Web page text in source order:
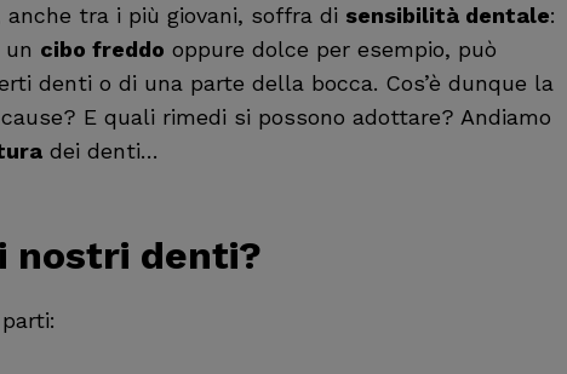
tra i più giovani, soffra di sensibilità dentale:
cibo freddo oppure dolce per esempio, può
denti o di una parte della bocca. Cos’è dunque la
E quali rimedi si possono adottare? Andiamo
dei denti…
nostri denti?